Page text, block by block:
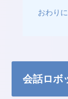
おわりに
会話ロボ